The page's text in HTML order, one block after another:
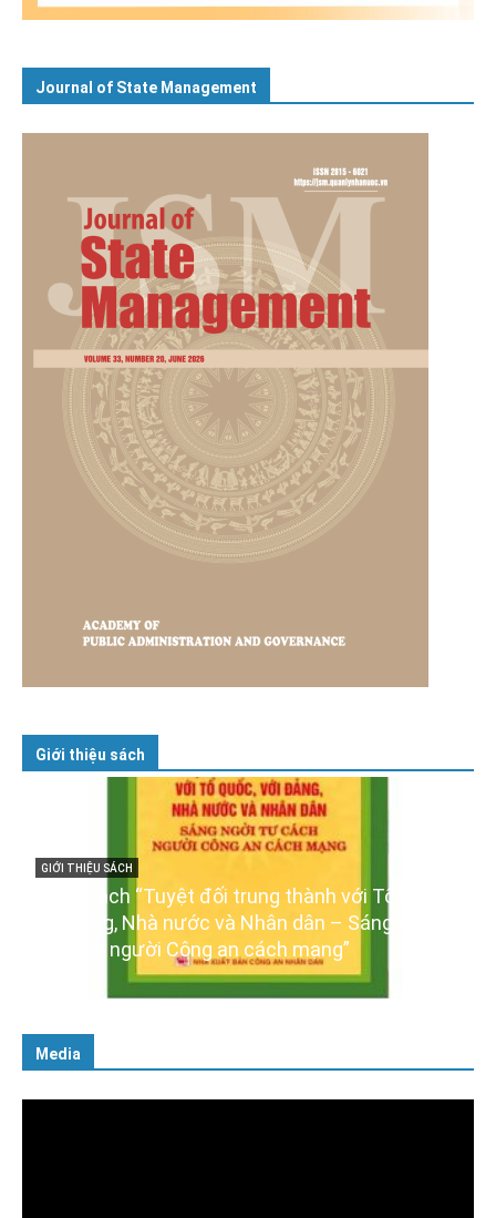
Journal of State Management
Giới thiệu sách
GIỚI THIỆU SÁCH
Ra mắt ba cuốn sách ảnh
XIV của Đảng
16/01/2026
thành với Tổ quốc,
dân – Sáng ngời
Media